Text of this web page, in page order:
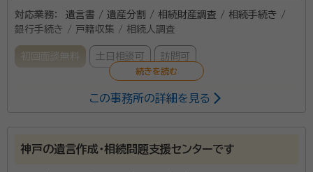
対応業務：
遺言書 / 遺産分割 / 相続財産調査 / 相続手続き /
銀行手続き / 戸籍収集 / 相続人調査
初回面談無料 土日相談可 訪問可
遺産分割協議・遺言書などの相続手続き、事業承継に関
所属団体：兵庫県行政書士会
この事務所の詳細を見る
神戸の遺言作成・相続問題支援センターです